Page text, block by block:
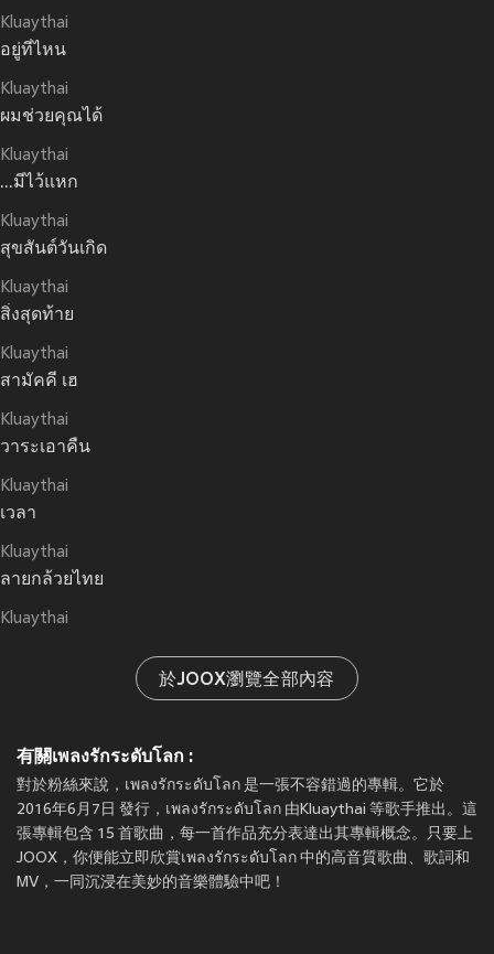
Kluaythai
อยู่ที่ไหน
Kluaythai
ผมช่วยคุณได้
Kluaythai
...มีไว้แหก
Kluaythai
สุขสันต์วันเกิด
Kluaythai
สิ่งสุดท้าย
Kluaythai
สามัคคี เฮ
Kluaythai
วาระเอาคืน
Kluaythai
เวลา
Kluaythai
ลายกล้วยไทย
Kluaythai
於JOOX瀏覽全部內容
有關เพลงรักระดับโลก :
對於粉絲來說，เพลงรักระดับโลก 是一張不容錯過的專輯。它於
2016年6月7日 發行，เพลงรักระดับโลก 由Kluaythai 等歌手推出。這
張專輯包含 15 首歌曲，每一首作品充分表達出其專輯概念。只要上
JOOX，你便能立即欣賞เพลงรักระดับโลก 中的高音質歌曲、歌詞和
MV，一同沉浸在美妙的音樂體驗中吧！